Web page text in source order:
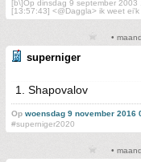
[b\]Op dinsdag 9 september 2003
[13:57:43] <@Daggla> ik weet
•
superniger
1. Shapovalov
Op woensdag 9 november 2016
#superniger2020
•